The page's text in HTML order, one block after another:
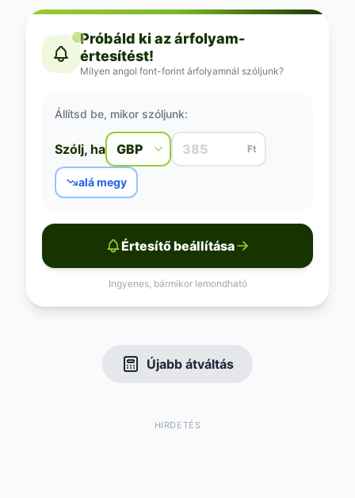
Próbáld ki az árfolyam-
értesítést!
Milyen angol font-forint árfolyamnál szóljunk?
Állítsd be, mikor szóljunk:
Szólj, ha Ft
alá megy
Értesítő beállítása
Ingyenes, bármikor lemondható
Újabb átváltás
HIRDETÉS